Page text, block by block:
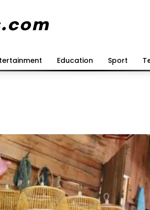
Education Sport